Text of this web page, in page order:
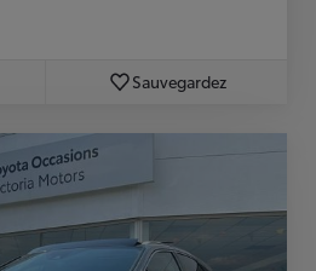
Sauvegardez